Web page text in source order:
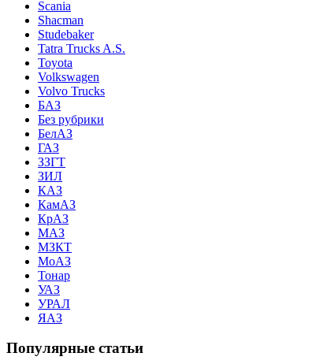
Scania
Shacman
Studebaker
Tatra Trucks A.S.
Toyota
Volkswagen
Volvo Trucks
БАЗ
Без рубрики
БелАЗ
ГАЗ
ЗЗГТ
ЗИЛ
КАЗ
КамАЗ
КрАЗ
МАЗ
МЗКТ
МоАЗ
Тонар
УАЗ
УРАЛ
ЯАЗ
Популярные статьи